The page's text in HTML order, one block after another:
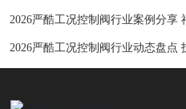
2026严酷工况控制阀行业案例分享
2026严酷工况控制阀行业动态盘点